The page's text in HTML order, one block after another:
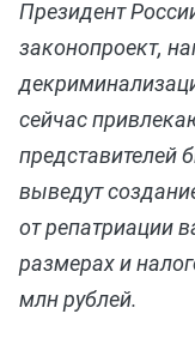
Президент
законопроект,
сейчас
представителей
выведут
от репатриации
размерах и
млн рублей.